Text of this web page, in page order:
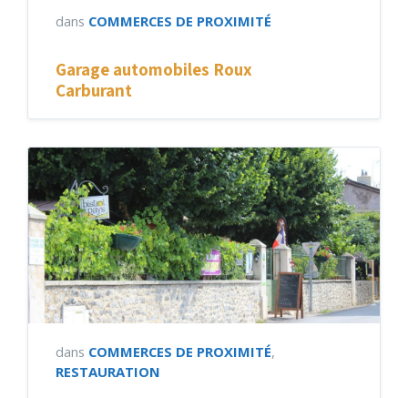
dans COMMERCES DE PROXIMITÉ
Garage automobiles Roux
Carburant
dans COMMERCES DE PROXIMITÉ,
RESTAURATION